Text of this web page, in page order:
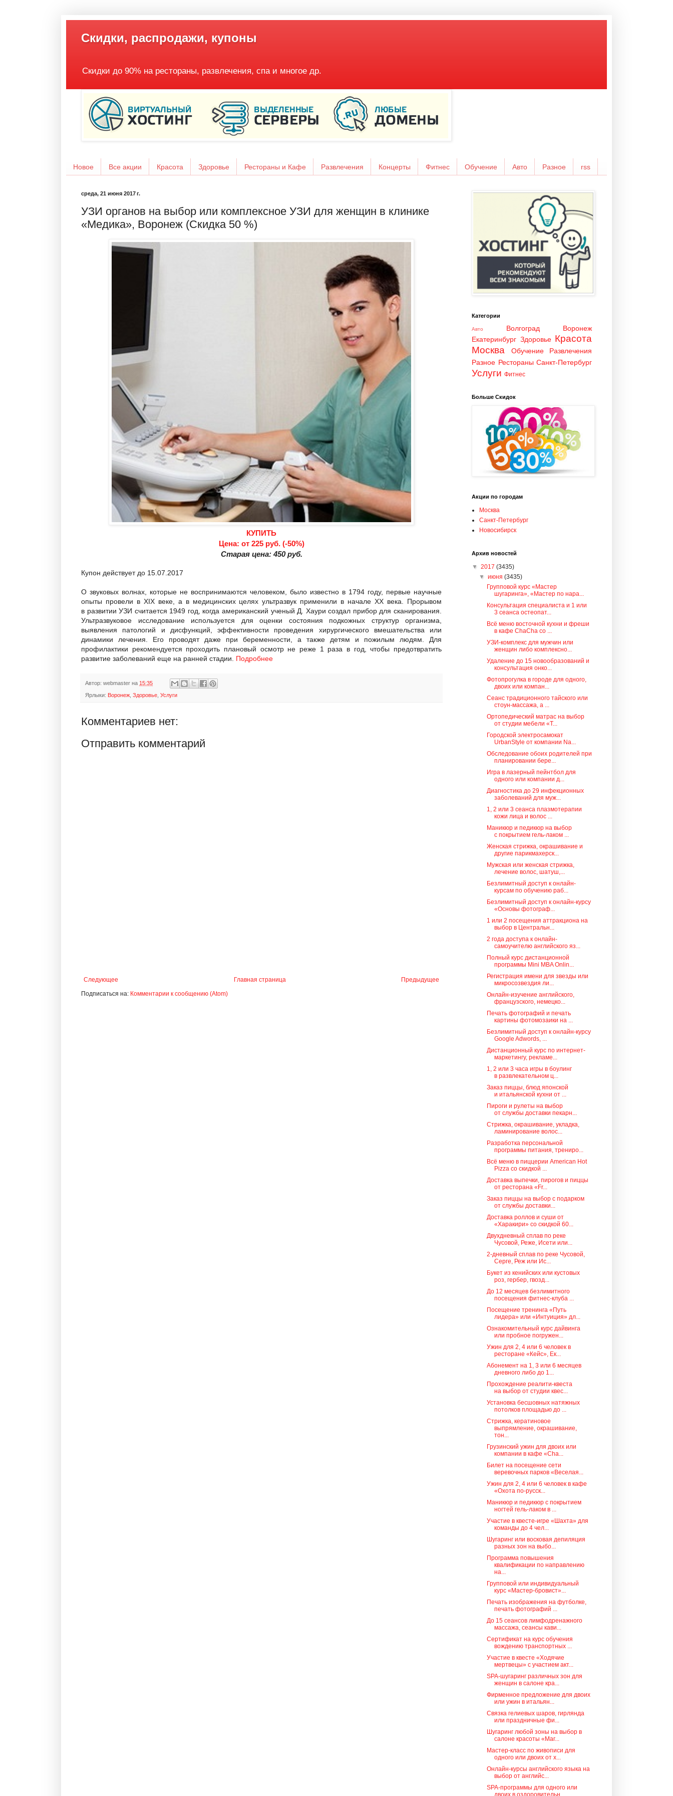
Скидки, распродажи, купоны
Скидки до 90% на рестораны, развлечения, спа и многое др.
Новое Все акции Красота Здоровье Рестораны и Кафе Развлечения Концерты Фитнес Обучение Авто Разное rss
среда, 21 июня 2017 г.
УЗИ органов на выбор или комплексное УЗИ для женщин в клинике
«Медика», Воронеж (Скидка 50 %)
КУПИТЬ
Цена: от 225 руб. (-50%)
Старая цена: 450 руб.
Купон действует до 15.07.2017
О звуковых волнах, которые не воспринимаются человеком, было известно в 1794 году, первые научные
опыты провели в XIX веке, а в медицинских целях ультразвук применили в начале XX века. Прорывом
в развитии УЗИ считается 1949 год, когда американский ученый Д. Хаури создал прибор для сканирования.
Ультразвуковое исследование используется для оценки состояния подкожных структур организма,
выявления патологий и дисфункций, эффективности проведения хирургического вмешательства или
динамики лечения. Его проводят даже при беременности, а также детям и пожилым людям. Для
профилактики рекомендуется проходить плановый осмотр не реже 1 раза в год, чтобы предотвратить
развитие заболеваний еще на ранней стадии. Подробнее
Автор: webmaster на 15:35
Ярлыки: Воронеж Здоровье Услуги
Комментариев нет:
Отправить комментарий
Следующее Предыдущее
Главная страница
Подписаться на: Комментарии к сообщению (Atom)
Категории
Авто Волгоград
Воронеж
Екатеринбург Здоровье Красота
Москва
Обучение
Развлечения
Разное Рестораны Санкт-Петербург
Услуги Фитнес
Больше Скидок
Акции по городам
Москва
Санкт-Петербург
Новосибирск
Архив новостей
▼ 2017 (3435)
▼июня(3435)
Групповой курс «Мастер
шугаринга», «Мастер по нара...
Консультация специалиста и 1 или
3 сеанса остеопат...
Всё меню восточной кухни и фреши
в кафе ChaCha со ...
УЗИ-комплекс для мужчин или
женщин либо комплексно...
Удаление до 15 новообразований и
консультация онко...
Фотопрогулка в городе для одного,
двоих или компан...
Сеанс традиционного тайского или
стоун-массажа, а ...
Ортопедический матрас на выбор
от студии мебели «Т...
Городской электросамокат
UrbanStyle от компании Na...
Обследование обоих родителей при
планировании бере...
Игра в лазерный пейнтбол для
одного или компании д...
Диагностика до 29 инфекционных
заболеваний для муж...
1, 2 или 3 сеанса плазмотерапии
кожи лица и волос ...
Маникюр и педикюр на выбор
с покрытием гель-лаком ...
Женская стрижка, окрашивание и
другие парикмахерск...
Мужская или женская стрижка,
лечение волос, шатуш,...
Безлимитный доступ к онлайн-
курсам по обучению раб...
Безлимитный доступ к онлайн-курсу
«Основы фотограф...
1 или 2 посещения аттракциона на
выбор в Центральн...
2 года доступа к онлайн-
самоучителю английского яз...
Полный курс дистанционной
программы Mini MBA Onlin...
Регистрация имени для звезды или
микросозвездия ли...
Онлайн-изучение английского,
французского, немецко...
Печать фотографий и печать
картины фотомозаики на ...
Безлимитный доступ к онлайн-курсу
Google Adwords, ...
Дистанционный курс по интернет-
маркетингу, рекламе...
1, 2 или 3 часа игры в боулинг
в развлекательном ц...
Заказ пиццы, блюд японской
и итальянской кухни от ...
Пироги и рулеты на выбор
от службы доставки пекарн...
Стрижка, окрашивание, укладка,
ламинирование волос...
Разработка персональной
программы питания, трениро...
Всё меню в пиццерии American Hot
Pizza со скидкой ...
Доставка выпечки, пирогов и пиццы
от ресторана «Fr...
Заказ пиццы на выбор с подарком
от службы доставки...
Доставка роллов и суши от
«Харакири» со скидкой 60...
Двухдневный сплав по реке
Чусовой, Реже, Исети или...
2-дневный сплав по реке Чусовой,
Серге, Реж или Ис...
Букет из кенийских или кустовых
роз, гербер, гвозд...
До 12 месяцев безлимитного
посещения фитнес-клуба ...
Посещение тренинга «Путь
лидера» или «Интуиция» дл...
Ознакомительный курс дайвинга
или пробное погружен...
Ужин для 2, 4 или 6 человек в
ресторане «Кейс», Ек...
Абонемент на 1, 3 или 6 месяцев
дневного либо до 1...
Прохождение реалити-квеста
на выбор от студии квес...
Установка бесшовных натяжных
потолков площадью до ...
Стрижка, кератиновое
выпрямление, окрашивание,
тон...
Грузинский ужин для двоих или
компании в кафе «Cha...
Билет на посещение сети
веревочных парков «Веселая...
Ужин для 2, 4 или 6 человек в кафе
«Охота по-русск...
Маникюр и педикюр с покрытием
ногтей гель-лаком в ...
Участие в квесте-игре «Шахта» для
команды до 4 чел...
Шугаринг или восковая депиляция
разных зон на выбо...
Программа повышения
квалификации по направлению
на...
Групповой или индивидуальный
курс «Мастер-бровист»...
Печать изображения на футболке,
печать фотографий ...
До 15 сеансов лимфодренажного
массажа, сеансы кави...
Сертификат на курс обучения
вождению транспортных ...
Участие в квесте «Ходячие
мертвецы» с участием акт...
SPA-шугаринг различных зон для
женщин в салоне кра...
Фирменное предложение для двоих
или ужин в итальян...
Связка гелиевых шаров, гирлянда
или праздничные фи...
Шугаринг любой зоны на выбор в
салоне красоты «Маг...
Мастер-класс по живописи для
одного или двоих от х...
Онлайн-курсы английского языка на
выбор от английс...
SPA-программы для одного или
двоих в оздоровительн...